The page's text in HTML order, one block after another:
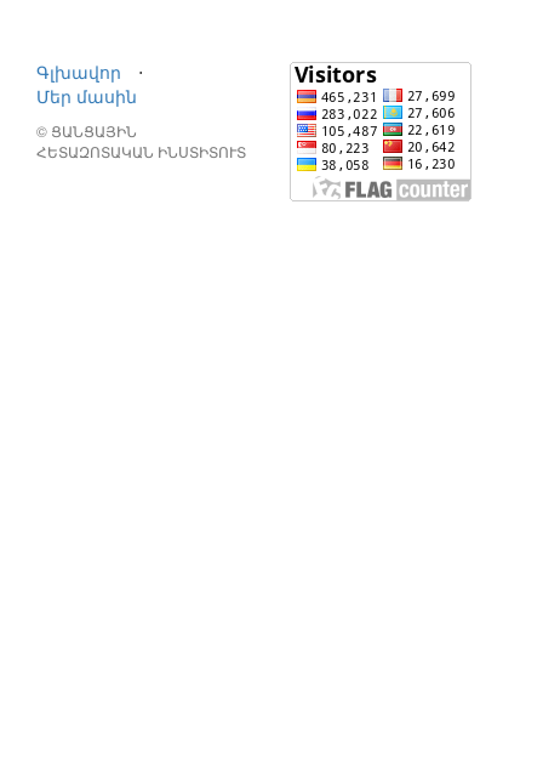
Գլխավոր
⋅
Մեր մասին
© ՑԱՆՑԱՅԻՆ
ՀԵՏԱԶՈՏԱԿԱՆ ԻՆՍՏԻՏՈՒՏ